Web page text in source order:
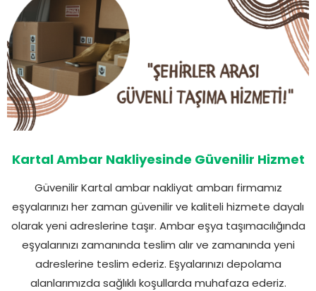
Kartal Ambar Nakliyesinde Güvenilir Hizmet
Güvenilir Kartal ambar nakliyat ambarı firmamız
eşyalarınızı her zaman güvenilir ve kaliteli hizmete dayalı
olarak yeni adreslerine taşır. Ambar eşya taşımacılığında
eşyalarınızı zamanında teslim alır ve zamanında yeni
adreslerine teslim ederiz. Eşyalarınızı depolama
alanlarımızda sağlıklı koşullarda muhafaza ederiz.